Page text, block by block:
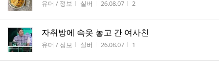
게시판명
유머 / 정보 작성자
실버 작성시간
26.08.07 조회수
2
자취방에 속옷 놓고 간 여사친
게시판명
유머 / 정보 작성자
실버 작성시간
26.08.07 조회수
1